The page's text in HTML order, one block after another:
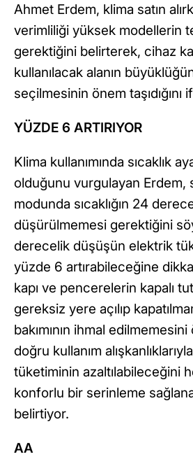
Ahmet Erdem, klima satın
verimliliği yüksek modellerin
gerektiğini belirterek, cihaz
kullanılacak alanın
seçilmesinin önem taşıdığını
YÜZDE 6 ARTIRIYOR
Klima kullanımında sıcaklık
olduğunu vurgulayan Erdem,
modunda sıcaklığın 24
düşürülmemesi gerektiğini
derecelik düşüşün elektrik
yüzde 6 artırabileceğine
kapı ve pencerelerin kapalı
gereksiz yere açılıp
bakımının ihmal
doğru kullanım
tüketiminin azaltılabileceğini
konforlu bir serinleme
belirtiyor.
AA